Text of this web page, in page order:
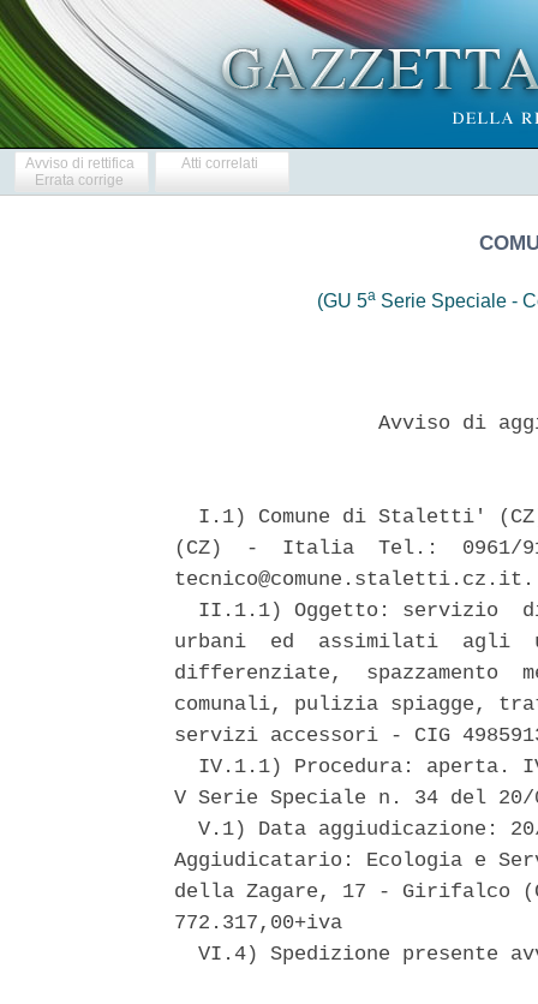
Avviso di rettifica
Errata corrige
Atti correlati
(GU 5aSerie Speciale -
Avviso di
I.1) Comune di Staletti'
(CZ)  -  Italia  Tel.:  0961/
II.1.1) Oggetto: servizio
urbani  ed  assimilati  agli
differenziate,  spazzamento
comunali, pulizia spiagge,
servizi accessori - CIG
IV.1.1) Procedura: aperta.
V Serie Speciale n. 34 del
V.1) Data aggiudicazione:
Aggiudicatario: Ecologia e
della Zagare, 17 - Girifalco
772.317,00+iva
VI.4) Spedizione presente